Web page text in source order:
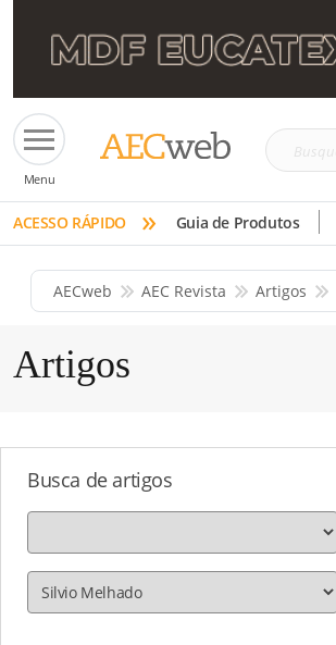
Menu
Busque
tinta,
etc
ACESSO RÁPIDO » Guia de Produtos
AECweb AEC Revista Artigos
Artigos
Busca de artigos